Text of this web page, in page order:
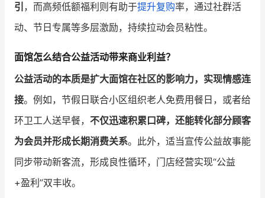
引 ，而高频低额福利则有助于提升复购率，通过社群活
动、节日专属等多层激励，持续拉动会员粘性。
面馆怎么结合公益活动带来商业利益？
公益活动的本质是扩大面馆在社区的影响力，实现情感连
接。例如，节假日联合小区组织老人免费用餐日，或者给
环卫工人送早餐， 不仅迅速积累口碑，还能转化部分顾客
为会员并形成长期消费关系。此外，适当宣传公益故事能
同步带动新客流，形成良性循环，门店经营实现“公益
+盈利”双丰收。